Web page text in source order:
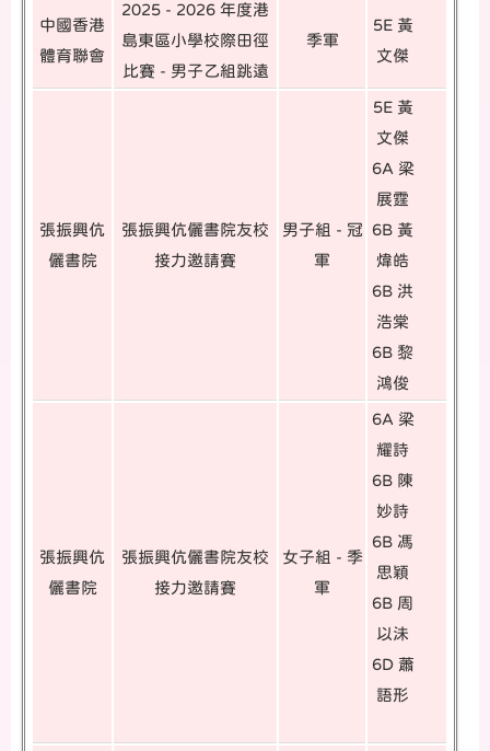
中國香港
體育聯會
2025 - 2026 年度港
島東區小學校際田徑
比賽 - 男子乙組跳遠
季軍
5E 黃
文傑
張振興伉
儷書院
張振興伉儷書院友校
接力邀請賽
男子組 - 冠
軍
5E 黃
文傑
6A 梁
展霆
6B 黃
煒皓
6B 洪
浩棠
6B 黎
鴻俊
張振興伉
儷書院
張振興伉儷書院友校
接力邀請賽
女子組 - 季
軍
6A 梁
耀詩
6B 陳
妙詩
6B 馮
思穎
6B 周
以沬
6D 蕭
語形